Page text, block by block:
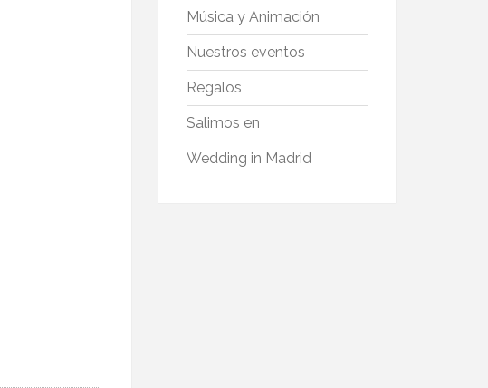
Música y Animación
Nuestros eventos
Regalos
Salimos en
Wedding in Madrid